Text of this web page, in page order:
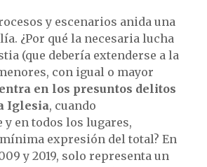
y escenarios anida una
¿Por qué la necesaria lucha
(que debería extenderse a la
con igual o mayor
en los presuntos delitos
Iglesia, cuando
en todos los lugares,
expresión del total? En
y 2019, solo representa un